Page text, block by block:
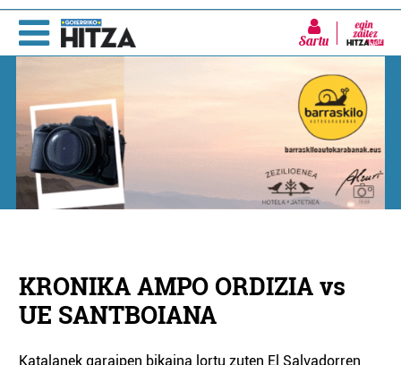
Sartu
KRONIKA AMPO ORDIZIA vs
UE SANTBOIANA
Katalanek garaipen bikaina lortu zuten El Salvadorren